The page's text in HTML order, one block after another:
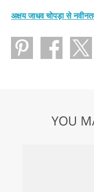
अक्षय जाधव चोपड़ा से
YOU